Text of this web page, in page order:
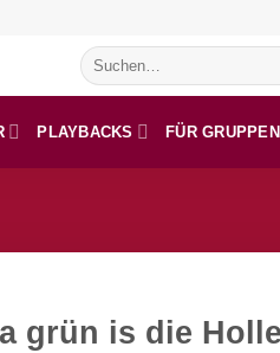
Suchen
nach:
PLAYBACKS FÜR GRUPPEN
grün is die